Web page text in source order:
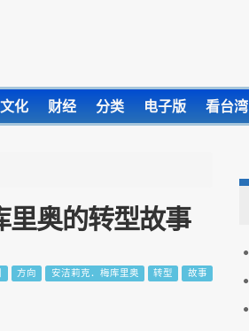
文化 财经 分类 电子版 看台湾
里奥的转型故事
方向 安洁莉克．梅库里奥 转型 故事